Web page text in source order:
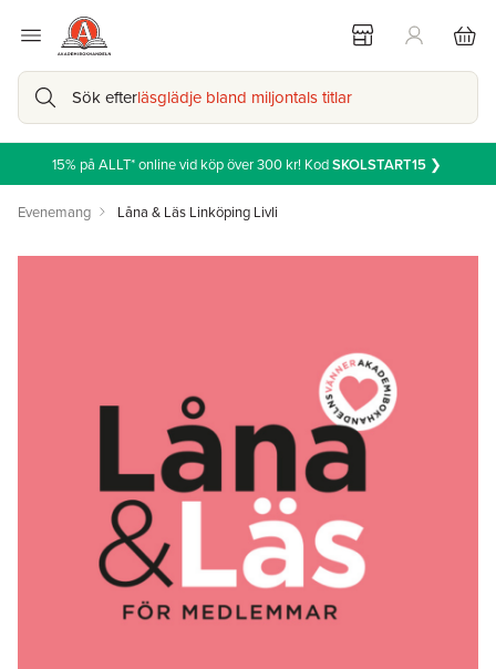
Sök efterläsglädje bland miljontals titlar
15% på ALLT* online vid köp över 300 kr! KodSKOLSTART15❯
Evenemang Låna & Läs Linköping Livli